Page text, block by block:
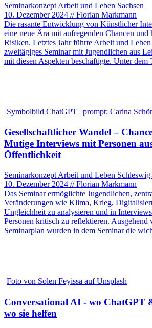
Seminarkonzept Arbeit und Leben Sachsen
10. Dezember 2024 // Florian Markmann
Die rasante Entwicklung von Künstlicher
eine neue Ära mit aufregenden Chancen und
Risiken. Letztes Jahr führte Arbeit und Leben
zweitägiges Seminar mit Jugendlichen aus
mit diesen Aspekten beschäftigte. Unter
Symbolbild ChatGPT | prompt: Carina
Gesellschaftlicher Wandel –
Mutige Interviews mit Personen
Öffentlichkeit
Seminarkonzept Arbeit und Leben
10. Dezember 2024 // Florian Markmann
Das Seminar ermöglichte Jugendlichen,
Veränderungen wie Klima, Krieg,
Ungleichheit zu analysieren und in
Personen kritisch zu reflektieren. Ausgehend
Seminarplan wurden in dem Seminar die
Foto von Solen Feyissa auf Unsplash
Conversational AI - wo ChatGPT
wo sie helfen